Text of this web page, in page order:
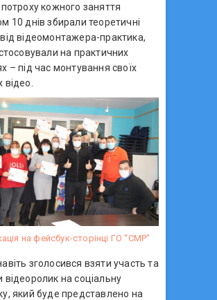
потроху кожного заняття
10 днів збирали теоретичні
відеомонтажера-практика,
на практичних
– під час монтування своїх
відео.
на фейсбук-сторінці ГО “СМР”
зголосився взяти участь та
відеоролик на соціальну
який буде представлено на